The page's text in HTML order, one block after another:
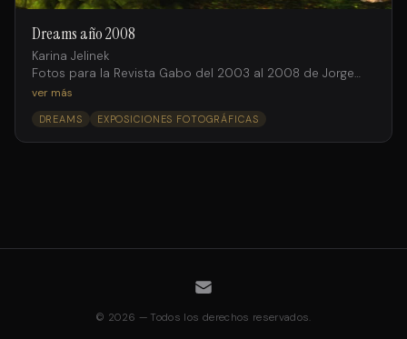
Dreams año 2008
Karina Jelinek
Fotos para la Revista Gabo del 2003 al 2008 de Jorge
Salto intervenidas digitalmente por Facundo Iglesias
ver más
DREAMS EXPOSICIONES FOTOGRÁFICAS
© 2026 — Todos los derechos reservados.